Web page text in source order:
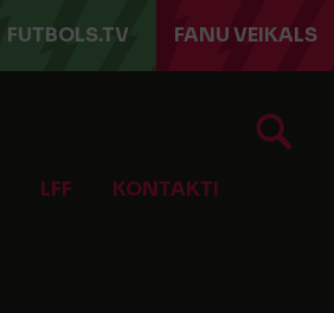
FUTBOLS.TV FANU VEIKALS
LFF KONTAKTI